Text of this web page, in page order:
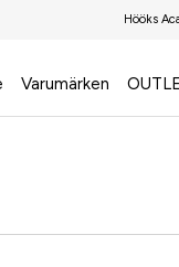
Hööks
Varumärken